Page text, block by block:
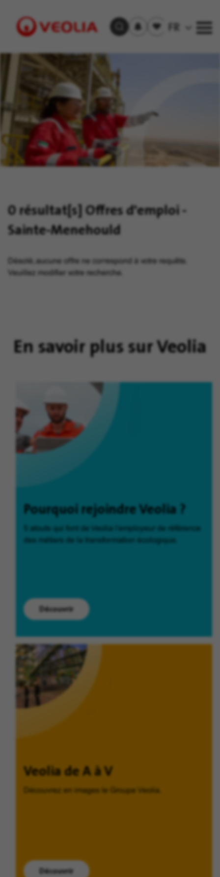
Visit
Trouver un emploi
aux
Offre(s)
sauvegardée(s)
FR
0 résultat[s]Offres d'emploi -
Sainte-Menehould
Désolé, aucune offre ne correspond à votre requête.
Veuillez modifier votre recherche.
En savoir plus sur Veolia
Pourquoi rejoindre Veolia ?
Découvrir
Veolia de A à V
Découvrez en images le Groupe Veolia.
Découvrir